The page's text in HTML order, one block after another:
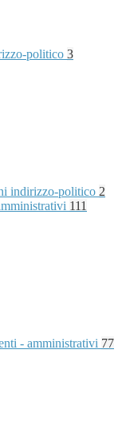
politico 3
indirizzo-politico 2
111
- amministrativi 77